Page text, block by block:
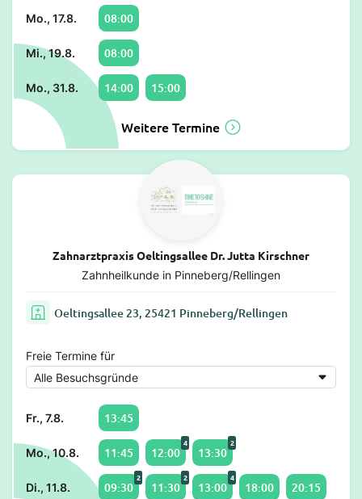
Mo., 17.8. 08:00
Mi., 19.8. 08:00
Mo., 31.8. 14:00 15:00
Weitere Termine
Zahnarztpraxis Oeltingsallee Dr. Jutta Kirschner
Zahnheilkunde in Pinneberg/Rellingen
Oeltingsallee 23, 25421 Pinneberg/Rellingen
Freie Termine für
Fr., 7.8. 13:45
Mo., 10.8. 11:45 12:00
4
13:30
2
Di., 11.8. 09:30
2
11:30
2
13:00
4
18:00 20:15